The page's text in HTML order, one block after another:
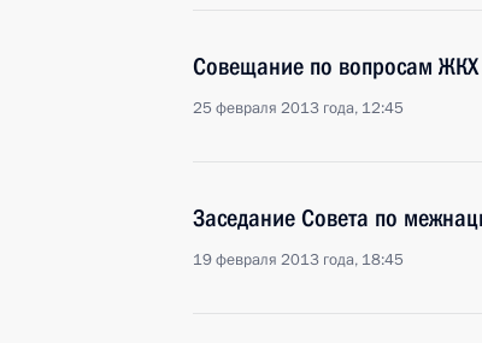
Совещание по вопросам ЖКХ
25 февраля 2013 года, 12:45
Заседание Совета по
19 февраля 2013 года, 18:45